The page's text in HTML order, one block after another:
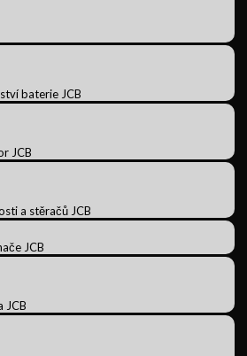
baterie JCB
JCB
a stěračů JCB
JCB
JCB